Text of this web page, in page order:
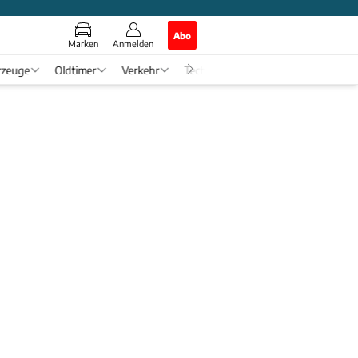
Marken Anmelden
Abo
Oldtimer Verkehr Tech & Zukunft